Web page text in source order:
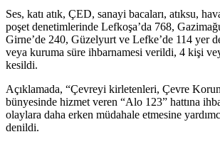
Ses, katı atık, ÇED, sanayi bacaları, atıksu,
poşet denetimlerinde Lefkoşa’da 768,
Girne’de 240, Güzelyurt ve Lefke’de 114 yer
veya kuruma süre ihbarnamesi verildi, 4 kişi
kesildi.
Açıklamada, “Çevreyi kirletenleri, Çevre
bünyesinde hizmet veren “Alo 123” hattına
olaylara daha erken müdahale etmesine
denildi.